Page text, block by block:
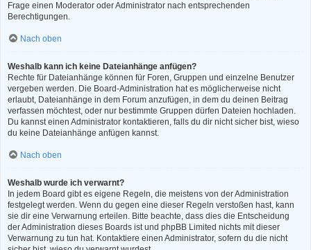
Frage einen Moderator oder Administrator nach entsprechenden
Berechtigungen.
Nach oben
Weshalb kann ich keine Dateianhänge anfügen?
Rechte für Dateianhänge können für Foren, Gruppen und einzelne Benutzer
vergeben werden. Die Board-Administration hat es möglicherweise nicht
erlaubt, Dateianhänge in dem Forum anzufügen, in dem du deinen Beitrag
verfassen möchtest, oder nur bestimmte Gruppen dürfen Dateien hochladen.
Du kannst einen Administrator kontaktieren, falls du dir nicht sicher bist, wieso
du keine Dateianhänge anfügen kannst.
Nach oben
Weshalb wurde ich verwarnt?
In jedem Board gibt es eigene Regeln, die meistens von der Administration
festgelegt werden. Wenn du gegen eine dieser Regeln verstoßen hast, kann
sie dir eine Verwarnung erteilen. Bitte beachte, dass dies die Entscheidung
der Administration dieses Boards ist und phpBB Limited nichts mit dieser
Verwarnung zu tun hat. Kontaktiere einen Administrator, sofern du die nicht